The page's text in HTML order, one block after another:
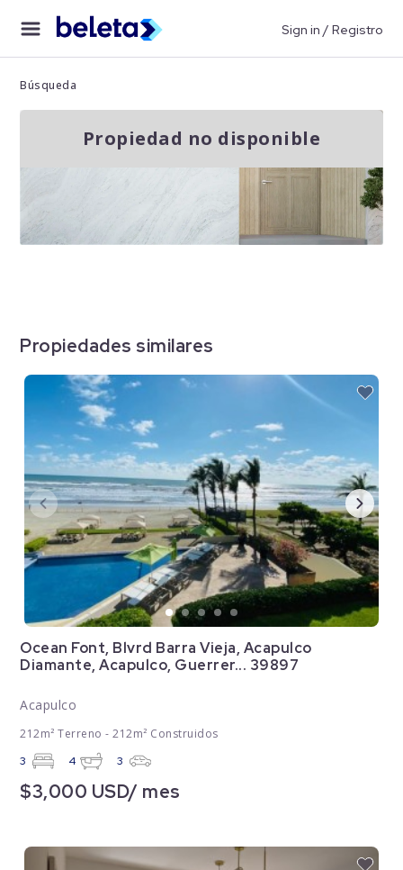
Sign in / Registro
Búsqueda
Propiedad no disponible
Propiedades similares
Ocean Font, Blvrd Barra Vieja, Acapulco
Diamante, Acapulco, Guerrer... 39897
Acapulco
212m² Terreno - 212m² Construidos
3 4 3
$3,000 USD/ mes